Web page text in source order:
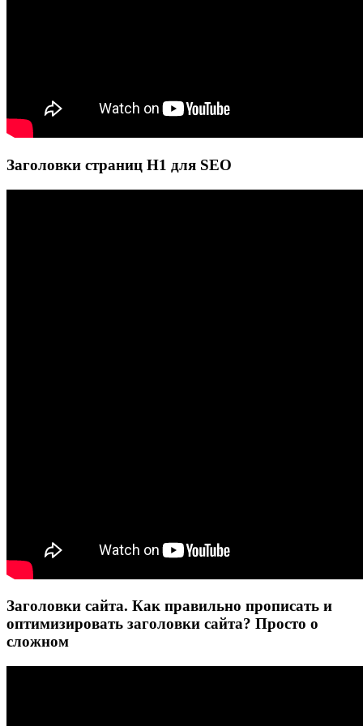
Заголовки страниц H1 для SEO
Заголовки сайта. Как правильно прописать и
оптимизировать заголовки сайта? Просто о
сложном